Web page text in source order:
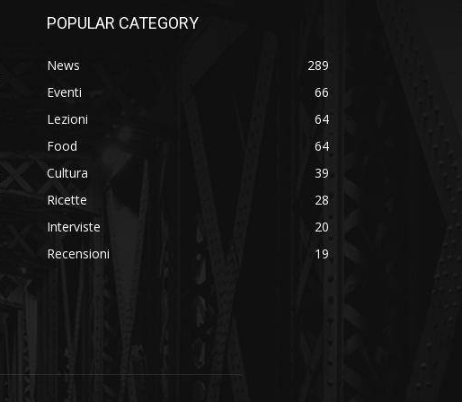
POPULAR CATEGORY
News
289
Eventi
66
Lezioni
64
Food
64
Cultura
39
Ricette
28
Interviste
20
Recensioni
19